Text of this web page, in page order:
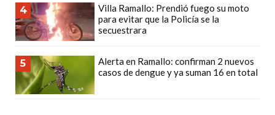
EN
PERGAMINO:
DÓNDE
PROTEÍNA,
CREATINA
4
Villa Ramallo: Prendió fuego su moto
para evitar que la Policía se la
secuestrara
5
Alerta en Ramallo: confirman 2 nuevos
casos de dengue y ya suman 16 en total